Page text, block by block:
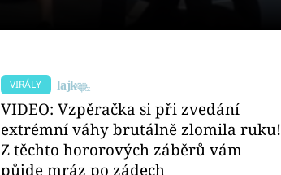
VIRÁLY
VIDEO: Vzpěračka si při zvedání
extrémní váhy brutálně zlomila ruku!
Z těchto hororových záběrů vám
půjde mráz po zádech